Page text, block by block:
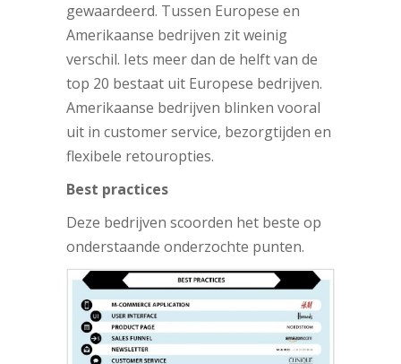
gewaardeerd. Tussen Europese en
Amerikaanse bedrijven zit weinig
verschil. Iets meer dan de helft van de
top 20 bestaat uit Europese bedrijven.
Amerikaanse bedrijven blinken vooral
uit in customer service, bezorgtijden en
flexibele retouropties.
Best practices
Deze bedrijven scoorden het beste op
onderstaande onderzochte punten.